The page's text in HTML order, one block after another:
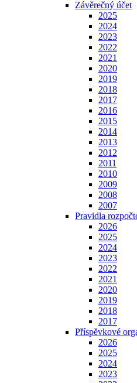
Závěrečný účet
2025
2024
2023
2022
2021
2020
2019
2018
2017
2016
2015
2014
2013
2012
2011
2010
2009
2008
2007
Pravidla
2026
2025
2024
2023
2022
2021
2020
2019
2018
2017
Příspěvkové
2026
2025
2024
2023